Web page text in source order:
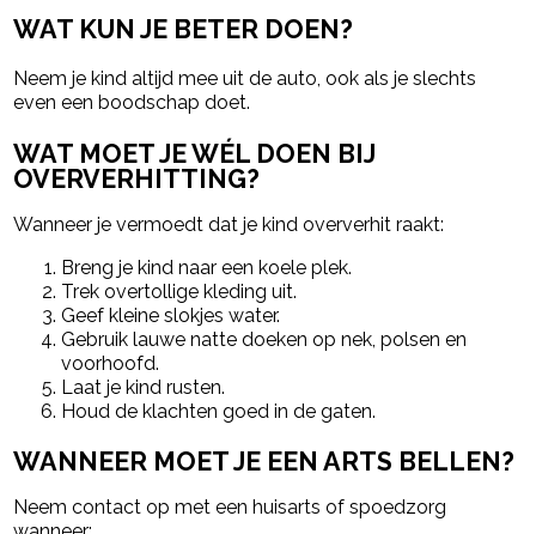
WAT KUN JE BETER DOEN?
Neem je kind altijd mee uit de auto, ook als je slechts
even een boodschap doet.
WAT MOET JE WÉL DOEN BIJ
OVERVERHITTING?
Wanneer je vermoedt dat je kind oververhit raakt:
Breng je kind naar een koele plek.
Trek overtollige kleding uit.
Geef kleine slokjes water.
Gebruik lauwe natte doeken op nek, polsen en
voorhoofd.
Laat je kind rusten.
Houd de klachten goed in de gaten.
WANNEER MOET JE EEN ARTS BELLEN?
Neem contact op met een huisarts of spoedzorg